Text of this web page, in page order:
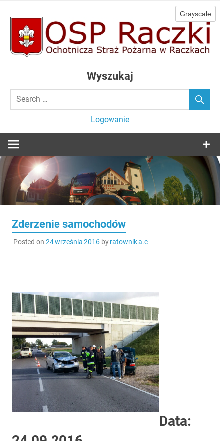
content
OSP Raczki
Wyszukaj
Logowanie
Zderzenie samochodów
Posted on 24 września 2016by ratownik a.c
Data: